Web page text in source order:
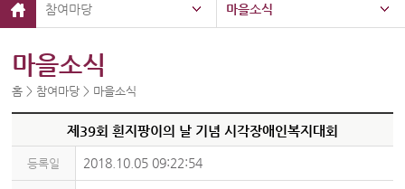
참여마당 마을소식
마을소식
홈 > 참여마당 > 마을소식
제39회 흰지팡이의 날 기념 시각장애인복지대회
등록일 2018.10.05 09:22:54